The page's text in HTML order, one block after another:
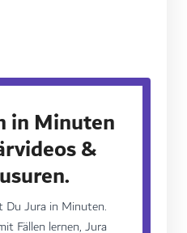
in Minuten
&
Du Jura in Minuten.
Fällen lernen, Jura